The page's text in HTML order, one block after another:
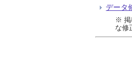
データ
※ 掲
な修